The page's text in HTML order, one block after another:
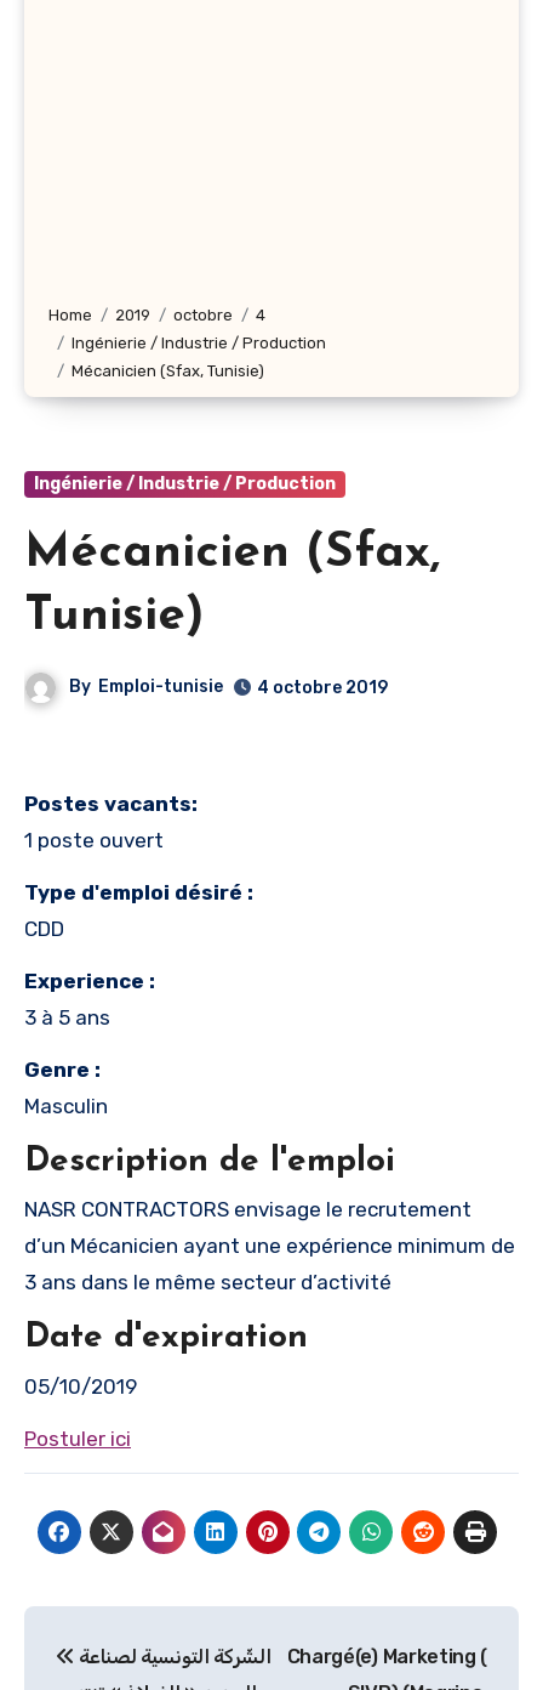
Home 2019 octobre
4
Ingénierie / Industrie / Production
Mécanicien (Sfax, Tunisie)
Ingénierie / Industrie / Production
Mécanicien (Sfax,
Tunisie)
By Emploi-tunisie 4 octobre 2019
Postes vacants:
1 poste ouvert
Type d'emploi désiré :
CDD
Experience :
3 à 5 ans
Genre :
Masculin
Description de l'emploi
NASR CONTRACTORS envisage le recrutement
d’un Mécanicien ayant une expérience minimum de
3 ans dans le même secteur d’activité
Date d'expiration
05/10/2019
Postuler ici
Chargé(e) Marketing (